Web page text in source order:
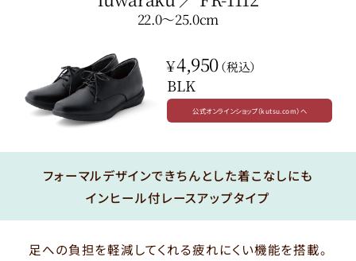
22.0〜25.0cm
￥4,950（税込）
BLK
公式オンラインショップ（kutsu.com）へ
フォーマルデザインできちんとした着こなしにも
インヒール付レースアップタイプ
足への負担を軽減してくれる疲れにくい機能を搭載。